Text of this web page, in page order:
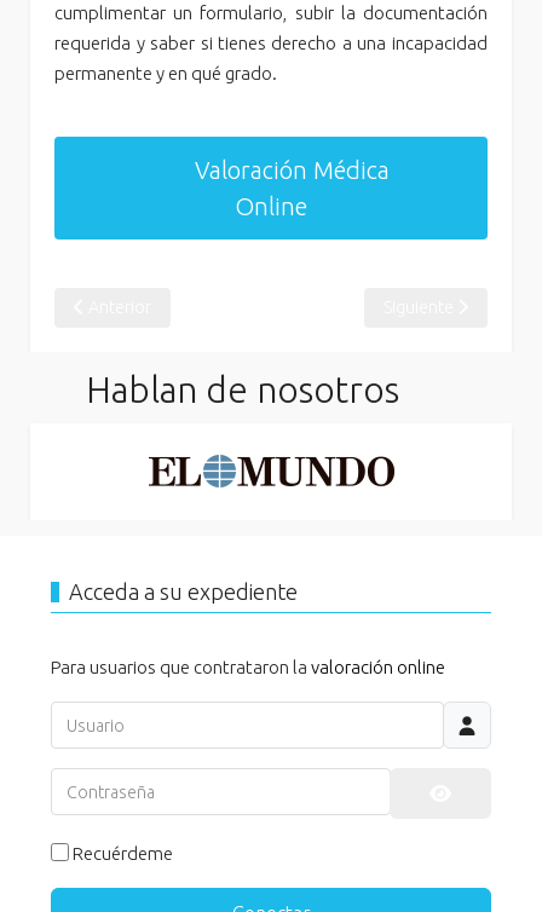
cumplimentar un formulario, subir la documentación
requerida y saber si tienes derecho a una incapacidad
permanente y en qué grado.
Valoración Médica
Online
Hablan de nosotros
Acceda a su expediente
Para usuarios que contrataron la valoración online
Usuario
Contraseña
Recuérdeme